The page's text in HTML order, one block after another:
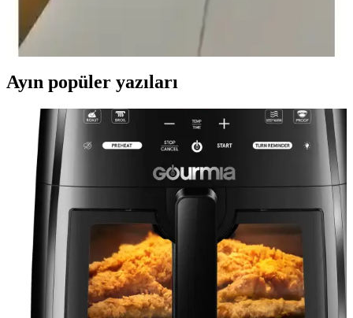
Vip Case tarafından tasarlanan silikon kayışlar, Apple Watch
modelleriyle uyumlu, hafif, dayanıklı ve çeşitli renk seçenekleriyle
kullanımı kolay, uzun ömürlü saat aksesuarlarıdır.
Ayın popüler yazıları